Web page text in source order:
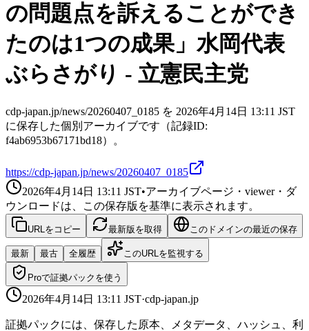
の問題点を訴えることができ
たのは1つの成果」水岡代表
ぶらさがり - 立憲民主党
cdp-japan.jp/news/20260407_0185 を 2026年4月14日 13:11 JST
に保存した個別アーカイブです（記録ID:
f4ab6953b67171bd18）。
https://cdp-japan.jp/news/20260407_0185
2026年4月14日 13:11 JST•アーカイブページ・viewer・ダ
ウンロードは、この保存版を基準に表示されます。
URLをコピー 最新版を取得 このドメインの最近の保存
最新 最古 全履歴 このURLを監視する
Proで証拠パックを使う
2026年4月14日 13:11 JST·cdp-japan.jp
証拠パックには、保存した原本、メタデータ、ハッシュ、利